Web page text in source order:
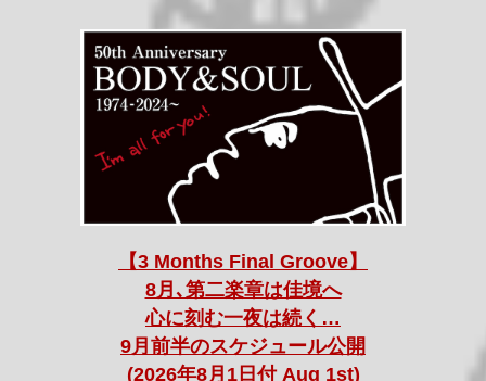
【3 Months Final Groove】
8月､第二楽章は佳境へ
心に刻む一夜は続く…
9月前半のスケジュール公開
(2026年8月1日付 Aug 1st)